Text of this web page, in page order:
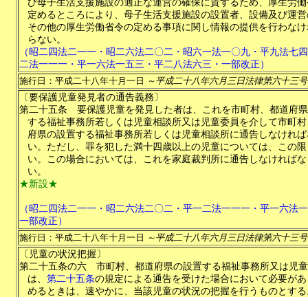
び母子生活支援施設の適正な運営の確保に資するため、厚生労
定めるところにより、母子生活支援施設の設置者、設備及び運
その他の厚生労働省令の定める事項に関し情報の提供を行わな
らない。
（昭二四法二一一・昭二六法二〇二・昭六一法一〇九・平九法七
二法一一一・平一六法一五三・平二八法六三・一部改正）
施行日：平成二十八年十月一日 ～平成二十八年六月三日法律第六十三
〔要保護児童発見者の通告義務〕
第二十五条
要保護児童を発見した者は、これを市町村、都道府
する福祉事務所若しくは児童相談所又は児童委員を介して市町
府県の設置する福祉事務所若しくは児童相談所に通告しなけれ
い。ただし、罪を犯した満十四歳以上の児童については、この
い。この場合においては、これを家庭裁判所に通告しなければ
い。
★新設★
（昭二四法二一一・昭二六法二〇二・平一二法一一一・平一六法
一部改正）
施行日：平成二十八年十月一日 ～平成二十八年六月三日法律第六十三
〔児童の状況把握〕
第二十五条の六
市町村、都道府県の設置する福祉事務所又は児
は、 第二十五条の規定による通告を受けた場合において必要が
めるときは、速やかに、当該児童の状況の把握を行うものとする